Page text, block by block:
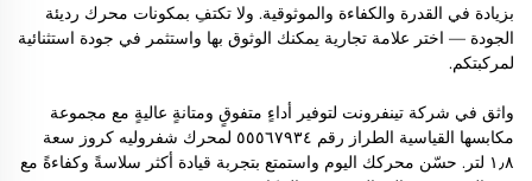
بزيادة في القدرة والكفاءة والموثوقية. ولا تكتفِ بمكونات محرك رديئة
الجودة — اختر علامة تجارية يمكنك الوثوق بها واستثمر في جودة استثنائية
لمركبتكم.
واثق في شركة تينفرونت لتوفير أداءٍ متفوقٍ ومتانةٍ عاليةٍ مع مجموعة
مكابسها القياسية الطراز رقم ٥٥٥٦٧٩٣٤ لمحرك شفروليه كروز سعة
١٫٨ لتر. حسّن محركك اليوم واستمتع بتجربة قيادة أكثر سلاسةً وكفاءةً مع